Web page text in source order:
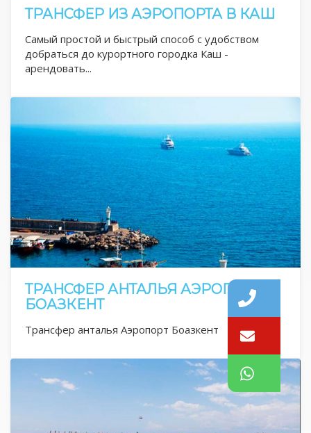
ТРАНСФЕР ИЗ АЭРОПОРТА В КАШ
Самый простой и быстрый способ с удобством
добраться до курортного городка Каш -
арендовать...
ТРАНСФЕР АНТАЛЬЯ АЭРОПОРТ
БОАЗКЕНТ
Трансфер анталья Аэропорт Боазкент